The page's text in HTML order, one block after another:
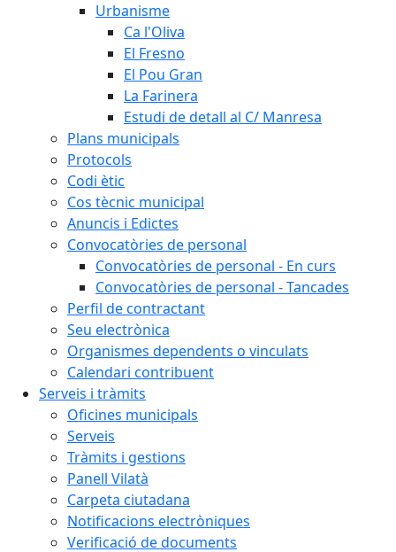
Urbanisme
Ca l'Oliva
El Fresno
El Pou Gran
La Farinera
Estudi de detall al C/ Manresa
Plans municipals
Protocols
Codi ètic
Cos tècnic municipal
Anuncis i Edictes
Convocatòries de personal
Convocatòries de personal - En curs
Convocatòries de personal - Tancades
Perfil de contractant
Seu electrònica
Organismes dependents o vinculats
Calendari contribuent
Serveis i tràmits
Oficines municipals
Serveis
Tràmits i gestions
Panell Vilatà
Carpeta ciutadana
Notificacions electròniques
Verificació de documents